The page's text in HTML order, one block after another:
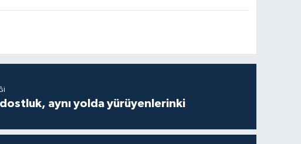
dostluk, aynı yolda yürüyenlerinki